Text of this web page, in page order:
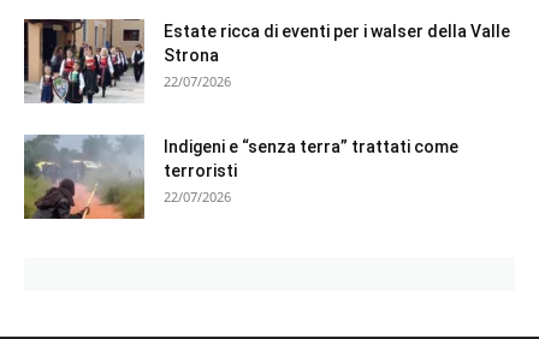
Estate ricca di eventi per i walser della Valle
Strona
22/07/2026
Indigeni e “senza terra” trattati come
terroristi
22/07/2026